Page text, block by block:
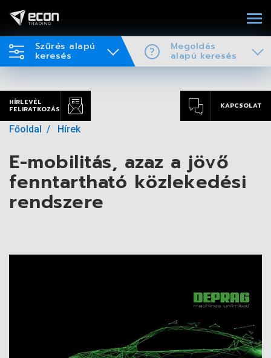
Szűrés alapú
keresés
Megoldás
alapú keresés
HÍRLEVÉL
FELIRATKOZÁS
KAPCSOLAT
Főoldal Hírek
E-mobilitás, azaz a jövő
fenntartható közlekedési
rendszere